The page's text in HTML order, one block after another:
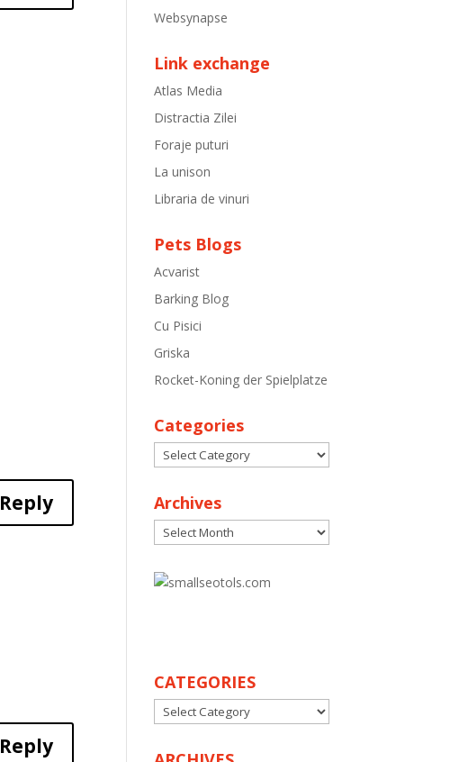
Reply
Reply
Websynapse
Link exchange
Atlas Media
Distractia Zilei
Foraje puturi
La unison
Libraria de vinuri
Pets Blogs
Acvarist
Barking Blog
Cu Pisici
Griska
Rocket-Koning der Spielplatze
Categories
Categories
Archives
Archives
CATEGORIES
CATEGORIES